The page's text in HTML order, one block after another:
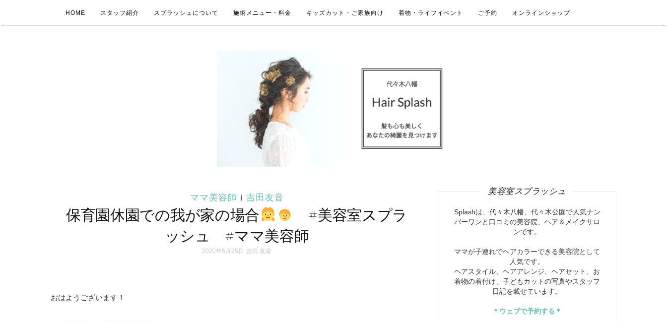
HOME スタッフ紹介 スプラッシュについて 施術メニュー・料金 キッズカット・ご家族向け 着物・ライフイベント ご予約 オンラインショップ
ママ美容師 | 吉田友音
保育園休園での我が家の場合
#美容室スプラ
ッシュ #ママ美容師
2020年5月25日 吉田 友音
おはようございます！
美容室スプラッシュ
Splashは、代々木八幡、代々木公園で人気ナン
バーワンと口コミの美容院、ヘア＆メイクサロ
ンです。
ママが子連れでヘアカラーできる美容院として
人気です。
ヘアスタイル、ヘアアレンジ、ヘアセット、お
着物の着付け、子どもカットの写真やスタッフ
日記を載せています。
＊ウェブで予約する＊